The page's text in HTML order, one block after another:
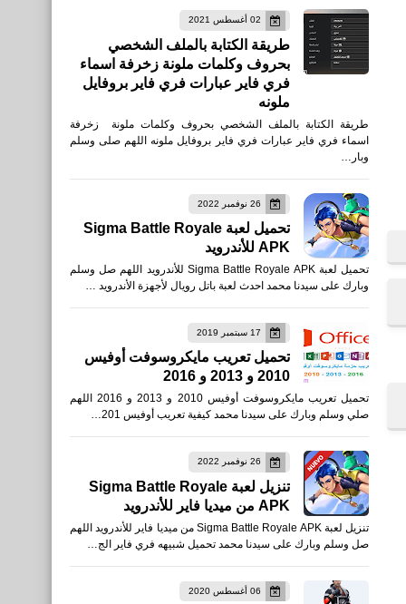
02 أغسطس 2021
طريقة الكتابة بالملف الشخصي
بحروف وكلمات ملونة زخرفة اسماء
فري فاير عبارات فري فاير بروفايل
ملونه
طريقة الكتابة بالملف الشخصي بحروف وكلمات ملونة زخرفة
اسماء فري فاير عبارات فري فاير بروفايل ملونه اللهم صلى وسلم
وبار…
26 نوفمبر 2022
تحميل لعبة Sigma Battle Royale
APK للأندرويد
تحميل لعبة Sigma Battle Royale APK للأندرويد اللهم صل وسلم
وبارك على سيدنا محمد احدث لعبة باتل رويال لأجهزة الأندرويد …
17 سبتمبر 2019
تحميل تعريب مايكروسوفت أوفيس
2010 و 2013 و 2016
تحميل تعريب مايكروسوفت أوفيس 2010 و 2013 و 2016 اللهم
صلي وسلم وبارك على سيدنا محمد كيفية تعريب أوفيس 201…
26 نوفمبر 2022
تنزيل لعبة Sigma Battle Royale
APK من ميديا فاير للأندرويد
تنزيل لعبة Sigma Battle Royale APK من ميديا فاير للأندرويد اللهم
صل وسلم وبارك على سيدنا محمد تحميل شبيهه فري فاير الج…
06 أغسطس 2020
العاب
تحميل لعبة Afterpulse -
جيش فرقة النخبة للأيفون
والأندرويد XAPK
العاب
تحميل لعبة فري فاير Free
Fire - الهيجان Rampage
للأيفون والأندرويد التحديث